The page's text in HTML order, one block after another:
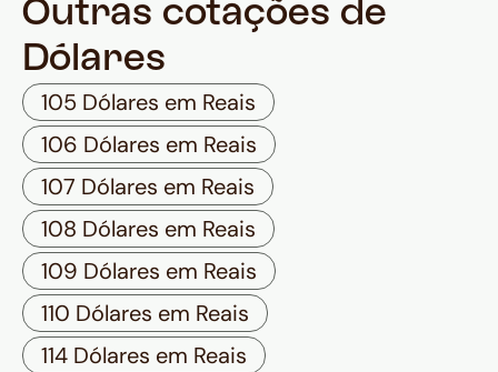
Outras cotações de
Dólares
105 Dólares em Reais
106 Dólares em Reais
107 Dólares em Reais
108 Dólares em Reais
109 Dólares em Reais
110 Dólares em Reais
114 Dólares em Reais